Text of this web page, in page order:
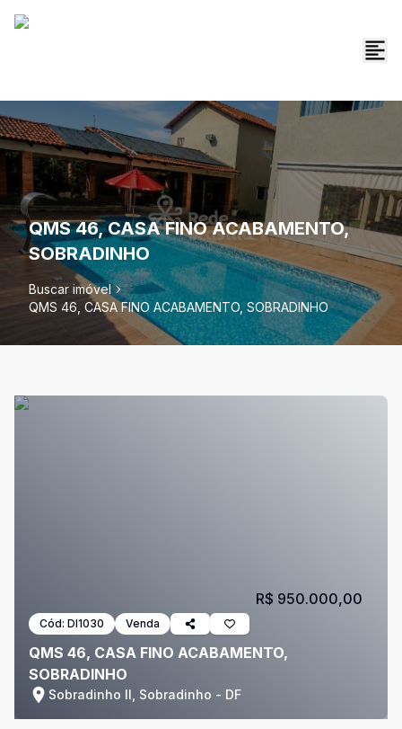
QMS 46, CASA FINO ACABAMENTO,
SOBRADINHO
Buscar imóvel
QMS 46, CASA FINO ACABAMENTO, SOBRADINHO
Cód: DI1030 Venda
QMS 46, CASA FINO ACABAMENTO,
SOBRADINHO
Sobradinho II, Sobradinho - DF
R$ 950.000,00